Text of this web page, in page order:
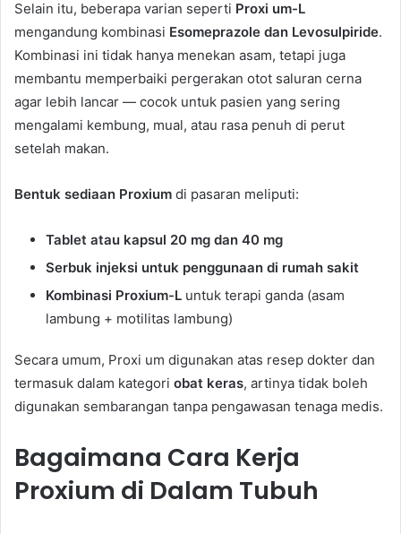
Selain itu, beberapa varian seperti Proxi um-L
mengandung kombinasi Esomeprazole dan Levosulpiride.
Kombinasi ini tidak hanya menekan asam, tetapi juga
membantu memperbaiki pergerakan otot saluran cerna
agar lebih lancar — cocok untuk pasien yang sering
mengalami kembung, mual, atau rasa penuh di perut
setelah makan.
Bentuk sediaan Proxium di pasaran meliputi:
Tablet atau kapsul 20 mg dan 40 mg
Serbuk injeksi untuk penggunaan di rumah sakit
Kombinasi Proxium-L untuk terapi ganda (asam
lambung + motilitas lambung)
Secara umum, Proxi um digunakan atas resep dokter dan
termasuk dalam kategori obat keras, artinya tidak boleh
digunakan sembarangan tanpa pengawasan tenaga medis.
Bagaimana Cara Kerja
Proxium di Dalam Tubuh